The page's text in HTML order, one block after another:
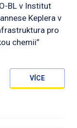
BL v Institut
Keplera v
pro
chemii”
VÍCE